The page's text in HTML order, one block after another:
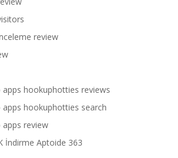
review
hookuphotties reviews
hookuphotties search
review
İndirme Aptoide 363